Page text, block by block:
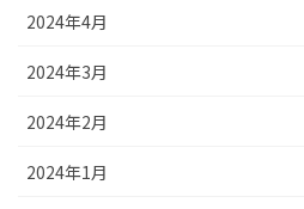
2024年4月
2024年3月
2024年2月
2024年1月